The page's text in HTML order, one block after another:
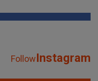
FollowInstagram